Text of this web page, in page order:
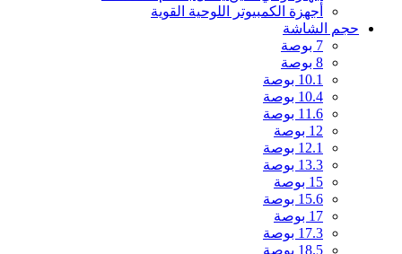
أجهزة الكمبيوتر اللوحية القوية
حجم الشاشة
7 بوصة
8 بوصة
10.1 بوصة
10.4 بوصة
11.6 بوصة
12 بوصة
12.1 بوصة
13.3 بوصة
15 بوصة
15.6 بوصة
17 بوصة
17.3 بوصة
18.5 بوصة